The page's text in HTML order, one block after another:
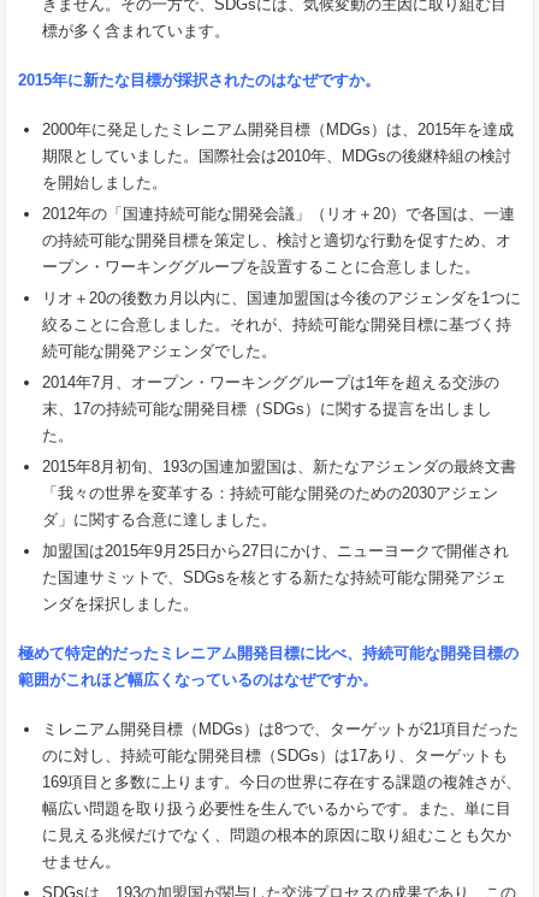
きません。その一方で、SDGsには、気候変動の主因に取り組む目
標が多く含まれています。
2015年に新たな目標が採択されたのはなぜですか。
2000年に発足したミレニアム開発目標（MDGs）は、2015年を達成
期限としていました。国際社会は2010年、MDGsの後継枠組の検討
を開始しました。
2012年の「国連持続可能な開発会議」（リオ＋20）で各国は、一連
の持続可能な開発目標を策定し、検討と適切な行動を促すため、オ
ープン・ワーキンググループを設置することに合意しました。
リオ＋20の後数カ月以内に、国連加盟国は今後のアジェンダを1つに
絞ることに合意しました。それが、持続可能な開発目標に基づく持
続可能な開発アジェンダでした。
2014年7月、オープン・ワーキンググループは1年を超える交渉の
末、17の持続可能な開発目標（SDGs）に関する提言を出しまし
た。
2015年8月初旬、193の国連加盟国は、新たなアジェンダの最終文書
「我々の世界を変革する：持続可能な開発のための2030アジェン
ダ」に関する合意に達しました。
加盟国は2015年9月25日から27日にかけ、ニューヨークで開催され
た国連サミットで、SDGsを核とする新たな持続可能な開発アジェ
ンダを採択しました。
極めて特定的だったミレニアム開発目標に比べ、持続可能な開発目標の
範囲がこれほど幅広くなっているのはなぜですか。
ミレニアム開発目標（MDGs）は8つで、ターゲットが21項目だった
のに対し、持続可能な開発目標（SDGs）は17あり、ターゲットも
169項目と多数に上ります。今日の世界に存在する課題の複雑さが、
幅広い問題を取り扱う必要性を生んでいるからです。また、単に目
に見える兆候だけでなく、問題の根本的原因に取り組むことも欠か
せません。
SDGsは、193の加盟国が関与した交渉プロセスの成果であり、この